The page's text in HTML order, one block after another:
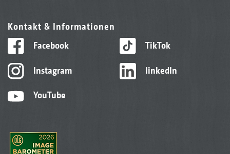
Kontakt & Informationen
Facebook
Instagram
YouTube
TikTok
linkedIn